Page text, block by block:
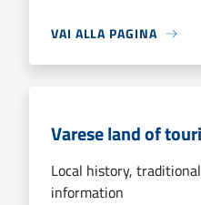
VAI ALLA PAGINA
Varese land of
Local history,
information